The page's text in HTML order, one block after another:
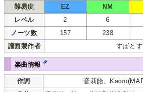
難易度 EZ NM
レベル
2 6
ノーツ数
157 238
譜面製作者
すばとす
楽曲情報
作詞
音莉飴、